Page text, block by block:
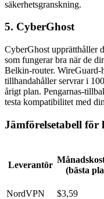
säkerhetsgranskning.
5. CyberGhost
CyberGhost upprätthåller
som fungerar bra när de
Belkin-router. WireGuard-
tillhandahåller servrar i
årigt plan. Pengarnas-
testa kompatibilitet med
Jämförelsetabell för
Leverantör
(bästa
NordVPN $3,59